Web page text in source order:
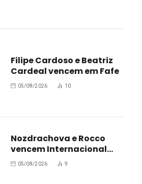
Filipe Cardoso e Beatriz
Cardeal vencem em Fafe
05/08/2026 10
Nozdrachova e Rocco
vencem Internacional
Júnior de Leiria
05/08/2026 9